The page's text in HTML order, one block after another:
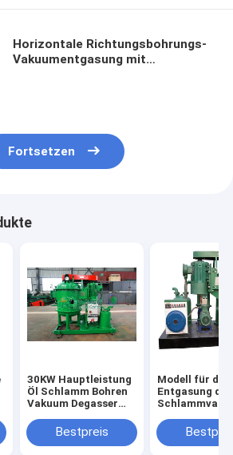
Horizontale Richtungsbohrungs-
Vakuumentgasung mit
Fortsetzen
30KW Hauptleistung
Öl Schlamm Bohren
Vakuum Degasser
Schlammreinigung
API-Standard
Bestpreis
Modell für die
Entgasung
TRZCQ270,
TRZCQ300,